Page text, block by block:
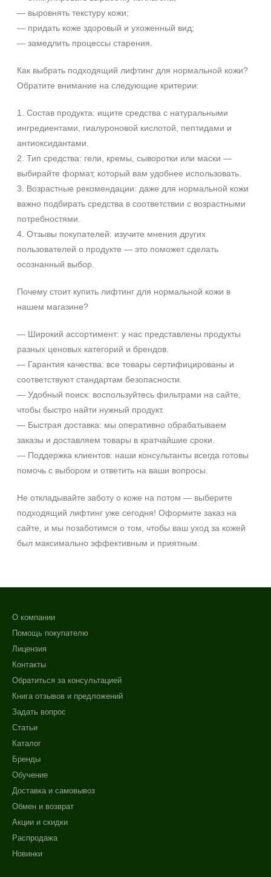
Тело
Веки
Декольте
Объём
Ингредиенты
AHA-кислоты
DMAE
EGF
Показать еще
Время применения
Вечер
День
Пол
Для женщин
Процедура
Демакияж
Массаж
Пилинг
Уровень SPF защиты
— выровнять текстуру кожи;
— придать коже здоровый и ухоженный вид;
— замедлить процессы старения.
Как выбрать подходящий лифтинг для нормальной кожи?
Обратите внимание на следующие критерии:
1. Состав продукта: ищите средства с натуральными
ингредиентами, гиалуроновой кислотой, пептидами и
антиоксидантами.
2. Тип средства: гели, кремы, сыворотки или маски —
выбирайте формат, который вам удобнее использовать.
3. Возрастные рекомендации: даже для нормальной кожи
важно подбирать средства в соответствии с возрастными
потребностями.
4. Отзывы покупателей: изучите мнения других
пользователей о продукте — это поможет сделать
осознанный выбор.
Почему стоит купить лифтинг для нормальной кожи в
нашем магазине?
— Широкий ассортимент: у нас представлены продукты
разных ценовых категорий и брендов.
— Гарантия качества: все товары сертифицированы и
соответствуют стандартам безопасности.
— Удобный поиск: воспользуйтесь фильтрами на сайте,
чтобы быстро найти нужный продукт.
— Быстрая доставка: мы оперативно обрабатываем
заказы и доставляем товары в кратчайшие сроки.
— Поддержка клиентов: наши консультанты всегда готовы
помочь с выбором и ответить на ваши вопросы.
Не откладывайте заботу о коже на потом — выберите
подходящий лифтинг уже сегодня! Оформите заказ на
сайте, и мы позаботимся о том, чтобы ваш уход за кожей
был максимально эффективным и приятным.
О компании
Помощь покупателю
Лицензия
Контакты
Обратиться за консультацией
Книга отзывов и предложений
Задать вопрос
Статьи
Каталог
Бренды
Обучение
Доставка и самовывоз
Обмен и возврат
Акции и скидки
Распродажа
Новинки
+7 (495) 640-58-89
+7 (929) 933-09-89